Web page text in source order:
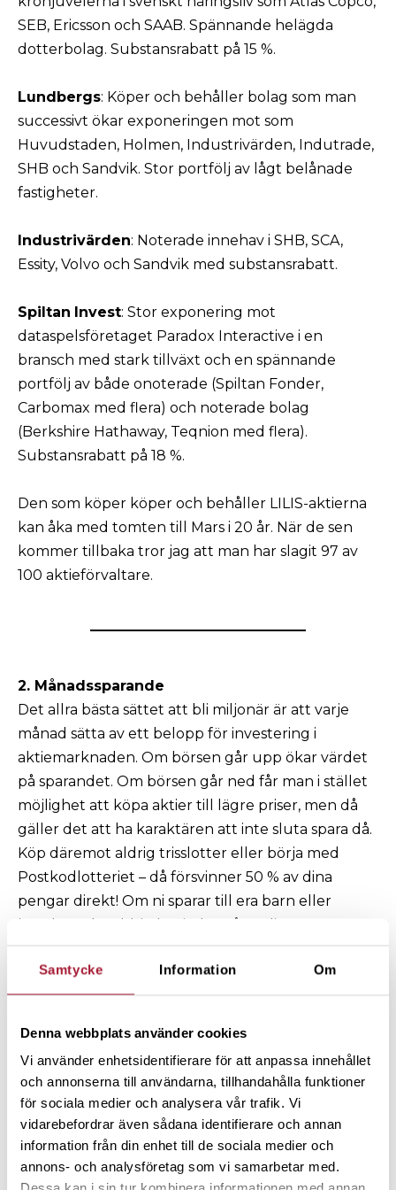
Samtycke Information Om
Denna webbplats använder cookies
Vi använder enhetsidentifierare för att anpassa innehållet
och annonserna till användarna, tillhandahålla funktioner
för sociala medier och analysera vår trafik. Vi
vidarebefordrar även sådana identifierare och annan
information från din enhet till de sociala medier och
annons- och analysföretag som vi samarbetar med.
SEB, Ericsson och SAAB. Spännande helägda
dotterbolag. Substansrabatt på 15 %.
Lundbergs: Köper och behåller bolag som man
successivt ökar exponeringen mot som
Huvudstaden, Holmen, Industrivärden, Indutrade,
SHB och Sandvik. Stor portfölj av lågt belånade
fastigheter.
Industrivärden: Noterade innehav i SHB, SCA,
Essity, Volvo och Sandvik med substansrabatt.
Spiltan Invest: Stor exponering mot
dataspelsföretaget Paradox Interactive i en
bransch med stark tillväxt och en spännande
portfölj av både onoterade (Spiltan Fonder,
Carbomax med flera) och noterade bolag
(Berkshire Hathaway, Teqnion med flera).
Substansrabatt på 18 %.
Den som köper köper och behåller LILIS-aktierna
kan åka med tomten till Mars i 20 år. När de sen
kommer tillbaka tror jag att man har slagit 97 av
100 aktieförvaltare.
2. Månadssparande
Det allra bästa sättet att bli miljonär är att varje
månad sätta av ett belopp för investering i
aktiemarknaden. Om börsen går upp ökar värdet
på sparandet. Om börsen går ned får man i stället
möjlighet att köpa aktier till lägre priser, men då
gäller det att ha karaktären att inte sluta spara då.
Köp däremot aldrig trisslotter eller börja med
Postkodlotteriet – då försvinner 50 % av dina
pengar direkt! Om ni sparar till era barn eller
barnbarn, ha aldrig kapitalet på vanliga
att de kommer att ha sämre köpkraft när de skall
använda pengarna om 20 eller 30 år.
3. PPM-byte
I min bok ”Så här blir man miljonär i hängmattan”
föreslår jag att när det gäller PPM-valet så
behöver man inte göra någonting för då hamnar